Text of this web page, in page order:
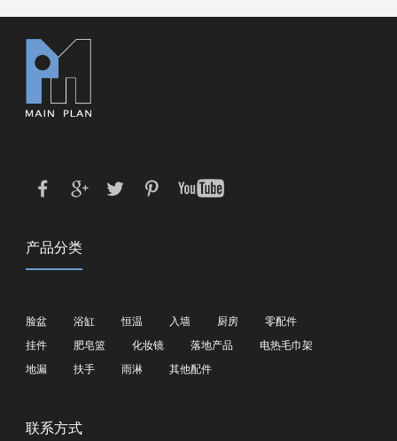
产品分类
脸盆 浴缸 恒温 入墙 厨房
零配件
挂件
肥皂篮 化妆镜 落地产品
电热毛巾架
地漏
扶手 雨淋 其他配件
联系方式